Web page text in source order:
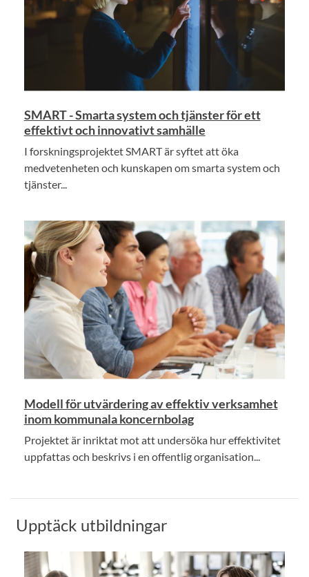
SMART - Smarta system och tjänster för ett
effektivt och innovativt samhälle
I forskningsprojektet SMART är syftet att öka
medvetenheten och kunskapen om smarta system och
tjänster...
Modell för utvärdering av effektiv verksamhet
inom kommunala koncernbolag
Projektet är inriktat mot att undersöka hur effektivitet
uppfattas och beskrivs i en offentlig organisation...
Upptäck utbildningar